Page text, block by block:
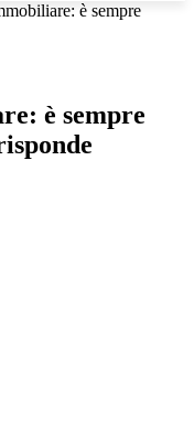
è sempre
è sempre